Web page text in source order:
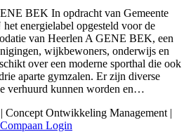
BEK In opdracht van Gemeente
energielabel opgesteld voor de
van Heerlen A GENE BEK, een
wijkbewoners, onderwijs en
over een moderne sporthal die ook
aparte gymzalen. Er zijn diverse
verhuurd kunnen worden en…
Ontwikkeling Management |
Login